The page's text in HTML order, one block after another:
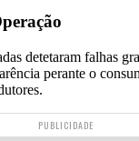
detetaram falhas
perante o
PUBLICIDADE